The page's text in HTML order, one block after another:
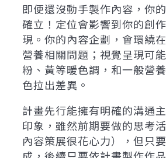
即便還沒動手製作內容，你
確立！定位會影響到你的創
現。你的內容企劃，會環繞
營養相關問題；視覺呈現可
粉、黃等暖色調，和一般營
色拉出差異。
計畫先行能擁有明確的溝通
印象，雖然前期要做的思考
內容策展很花心力），但只